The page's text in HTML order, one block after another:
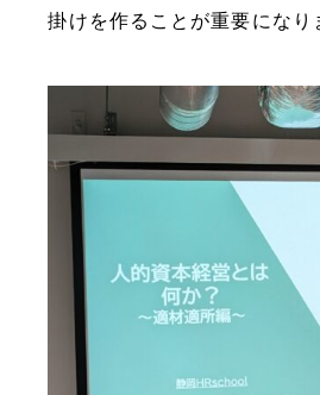
掛けを作ることが重要になり